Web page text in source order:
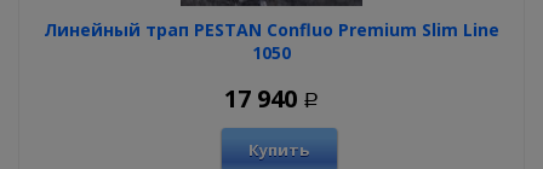
Линейный трап PESTAN Confluo Premium Slim Line
1050
17 940 Р
Купить